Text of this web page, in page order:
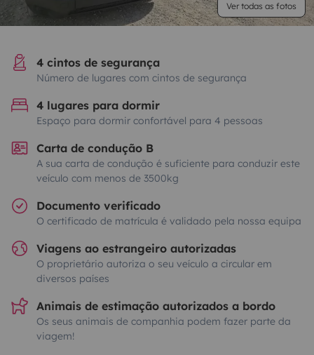
Ver todas as fotos
4 cintos de segurança
Número de lugares com cintos de segurança
4 lugares para dormir
Espaço para dormir confortável para 4 pessoas
Carta de condução B
A sua carta de condução é suficiente para conduzir este
veículo com menos de 3500kg
Documento verificado
O certificado de matrícula é validado pela nossa equipa
Viagens ao estrangeiro autorizadas
O proprietário autoriza o seu veículo a circular em
diversos países
Animais de estimação autorizados a bordo
Os seus animais de companhia podem fazer parte da
viagem!